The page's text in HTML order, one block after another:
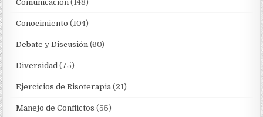
Comunicación (148)
Conocimiento (104)
Debate y Discusión (60)
Diversidad (75)
Ejercicios de Risoterapia (21)
Manejo de Conflictos (55)